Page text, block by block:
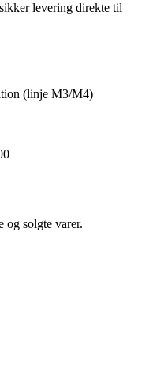
levering direkte til
(linje M3/M4)
og solgte varer.